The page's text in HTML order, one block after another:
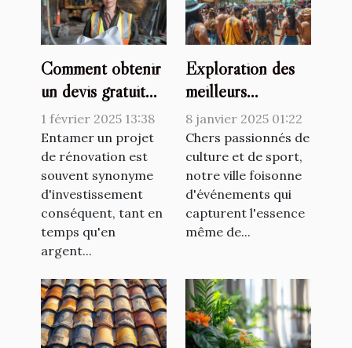
Comment obtenir
un devis gratuit
pour votre projet
de rénovation
1 février 2025 13:38
Entamer un projet
de rénovation est
souvent synonyme
d'investissement
conséquent, tant en
temps qu'en
argent...
Exploration des
meilleurs
événements
culturels et
sportifs proposés
sur un site
municipal
8 janvier 2025 01:22
Chers passionnés de
culture et de sport,
notre ville foisonne
d'événements qui
capturent l'essence
même de...